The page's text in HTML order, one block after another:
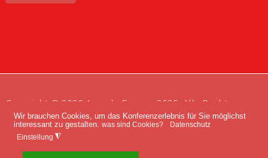
Wir brauchen Cookies, um das Konferenzerlebnis für Sie möglichst
interessant zu gestalten. was sind Cookies? Datenschutz
Einstellung ◮
Copyright © 2026 Agenda Europe 2035. Alle Rechte
vorbehalten.